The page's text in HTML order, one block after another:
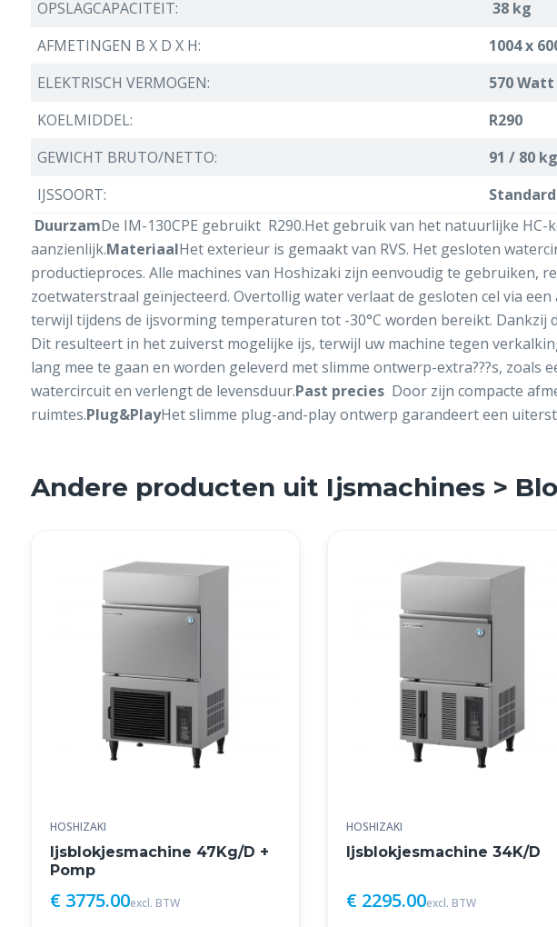
OPSLAGCAPACITEIT:
38 kg
AFMETINGEN B X D X H:
1004 x
ELEKTRISCH VERMOGEN:
570 Watt
KOELMIDDEL:
R290
GEWICHT BRUTO/NETTO:
91 / 80 kg
IJSSOORT:
DuurzamDe IM-130CPE gebruikt R290.Het gebruik van het natuurlijke
aanzienlijk.MateriaalHet exterieur is gemaakt van RVS. Het gesloten
productieproces. Alle machines van Hoshizaki zijn eenvoudig te gebruiken,
zoetwaterstraal geïnjecteerd. Overtollig water verlaat de gesloten cel via
terwijl tijdens de ijsvorming temperaturen tot -30°C worden bereikt.
Dit resulteert in het zuiverst mogelijke ijs, terwijl uw machine tegen
lang mee te gaan en worden geleverd met slimme ontwerp-extra???s,
watercircuit en verlengt de levensduur.Past precies Door zijn compacte
ruimtes.Plug&PlayHet slimme plug-and-play ontwerp garandeert een
Andere producten uit Ijsmachines >
HOSHIZAKI
Ijsblokjesmachine 47Kg/D +
Pomp
€ 3775.00excl. BTW
HOSHIZAKI
Ijsblokjesmachine 34K/D
€ 2295.00excl. BTW